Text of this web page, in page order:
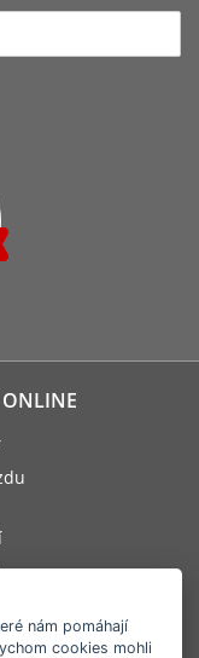
nám pomáhají
cookies mohli